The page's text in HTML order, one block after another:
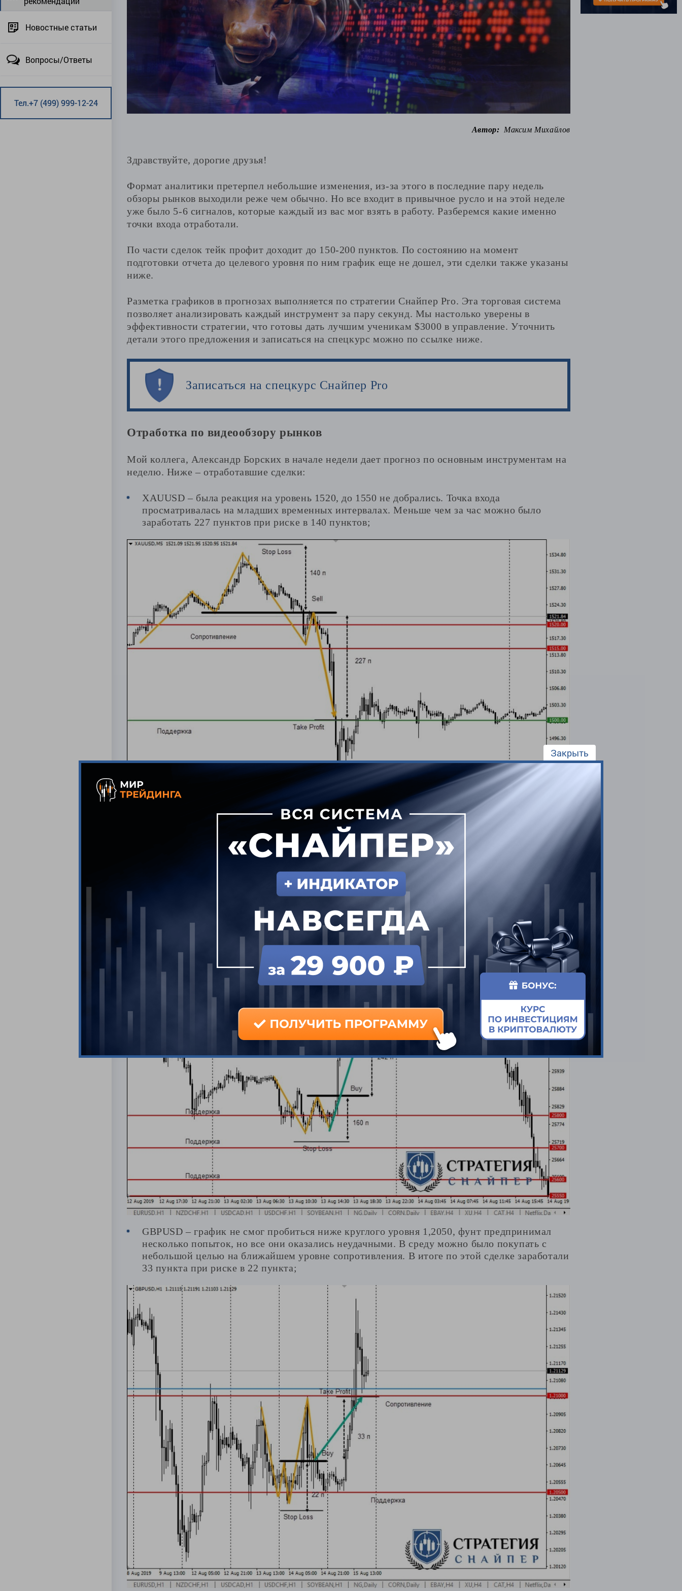
Новостные статьи
Вопросы/Ответы
Тел.+7 (499) 999-12-24
Автор: Максим Михайлов
Здравствуйте, дорогие друзья!
Формат аналитики претерпел небольшие изменения, из-за этого в последние пару недель
обзоры рынков выходили реже чем обычно. Но все входит в привычное русло и на этой неделе
уже было 5-6 сигналов, которые каждый из вас мог взять в работу. Разберемся какие именно
точки входа отработали.
По части сделок тейк профит доходит до 150-200 пунктов. По состоянию на момент
подготовки отчета до целевого уровня по ним график еще не дошел, эти сделки также указаны
ниже.
Разметка графиков в прогнозах выполняется по стратегии Снайпер Pro. Эта торговая система
позволяет анализировать каждый инструмент за пару секунд. Мы настолько уверены в
эффективности стратегии, что готовы дать лучшим ученикам $3000 в управление. Уточнить
детали этого предложения и записаться на спецкурс можно по ссылке ниже.
Записаться на спецкурс Снайпер Pro
Отработка по видеообзору рынков
Мой коллега, Александр Борских в начале недели дает прогноз по основным инструментам на
неделю. Ниже – отработавшие сделки:
XAUUSD – была реакция на уровень 1520, до 1550 не добрались. Точка входа
просматривалась на младших временных интервалах. Меньше чем за час можно было
заработать 227 пунктов при риске в 140 пунктов;
индекс Доу Джонса – этот сигнал могли взять в работу только опытные трейдеры.
Просматривается разворотный паттерн при касании поддержки на уровне 25800, но не
было нормального закрепления при отскоке от него. Целевой уровень достигнут, что дало
профит в 242 пункта, рисковали в момент покупок 160 пунктами;
GBPUSD – график не смог пробиться ниже круглого уровня 1,2050, фунт предпринимал
несколько попыток, но все они оказались неудачными. В среду можно было покупать с
небольшой целью на ближайшем уровне сопротивления. В итоге по этой сделке заработали
33 пункта при риске в 22 пункта;
Закрыть